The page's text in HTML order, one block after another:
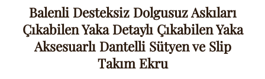
Balenli Desteksiz Dolgusuz Askıları
Çıkabilen Yaka Detaylı Çıkabilen Yaka
Aksesuarlı Dantelli Sütyen ve Slip
Takım Ekru